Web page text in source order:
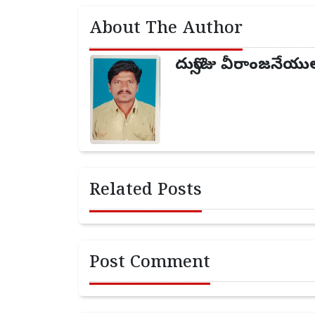
About The Author
దుర్సొజు
Related Posts
Post Comment